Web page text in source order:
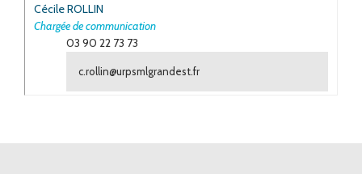
Cécile ROLLIN
Chargée de communication
03 90 22 73 73
c.rollin@urpsmlgrandest.fr